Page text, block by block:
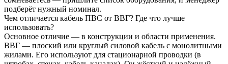
подберёт нужный номинал.
Чем отличается кабель ПВС от ВВГ? Где что лучше
использовать?
Основное отличие — в конструкции и области применения.
ВВГ — плоский или круглый силовой кабель с монолитными
жилами. Его используют для стационарной проводки (в